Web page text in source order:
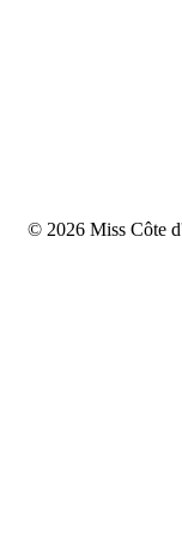
© 2026 Miss Côte